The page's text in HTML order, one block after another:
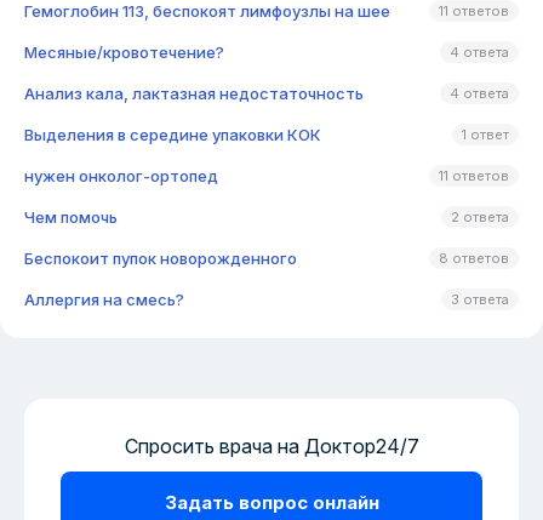
Гемоглобин 113, беспокоят лимфоузлы на шее 11 ответов
Месяные/кровотечение? 4 ответа
Анализ кала, лактазная недостаточность 4 ответа
Выделения в середине упаковки КОК 1 ответ
нужен онколог-ортопед 11 ответов
Чем помочь 2 ответа
Беспокоит пупок новорожденного 8 ответов
Аллергия на смесь? 3 ответа
Спросить врача на Доктор24/7
Задать вопрос онлайн